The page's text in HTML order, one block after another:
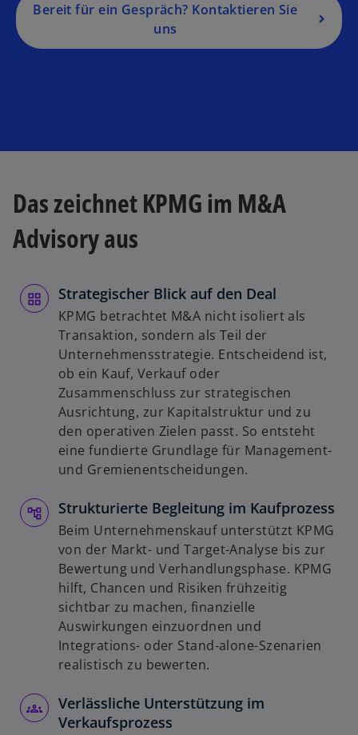
Bereit für ein Gespräch? Kontaktieren Sie
uns
Das zeichnet KPMG im M&A
Advisory aus
Strategischer Blick auf den Deal
KPMG betrachtet M&A nicht isoliert als
Transaktion, sondern als Teil der
Unternehmensstrategie. Entscheidend ist,
ob ein Kauf, Verkauf oder
Zusammenschluss zur strategischen
Ausrichtung, zur Kapitalstruktur und zu
den operativen Zielen passt. So entsteht
eine fundierte Grundlage für Management-
und Gremienentscheidungen.
Strukturierte Begleitung im Kaufprozess
Beim Unternehmenskauf unterstützt KPMG
von der Markt- und Target-Analyse bis zur
Bewertung und Verhandlungsphase. KPMG
hilft, Chancen und Risiken frühzeitig
sichtbar zu machen, finanzielle
Auswirkungen einzuordnen und
Integrations- oder Stand-alone-Szenarien
realistisch zu bewerten.
Verlässliche Unterstützung im
Verkaufsprozess